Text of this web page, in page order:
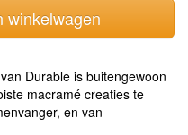
winkelwagen
Durable is buitengewoon
macramé creaties te
en van